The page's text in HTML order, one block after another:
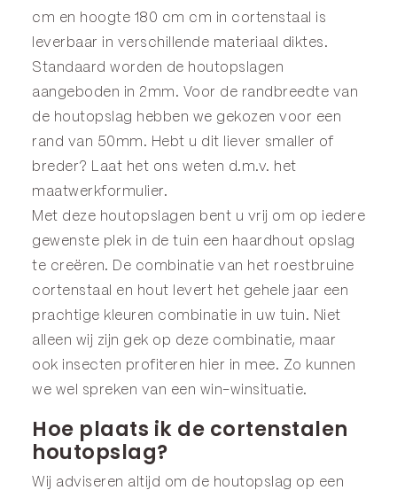
cm en hoogte 180 cm cm in cortenstaal is
leverbaar in verschillende materiaal diktes.
Standaard worden de houtopslagen
aangeboden in 2mm. Voor de randbreedte van
de houtopslag hebben we gekozen voor een
rand van 50mm. Hebt u dit liever smaller of
breder? Laat het ons weten d.m.v. het
maatwerkformulier.
Met deze houtopslagen bent u vrij om op iedere
gewenste plek in de tuin een haardhout opslag
te creëren. De combinatie van het roestbruine
cortenstaal en hout levert het gehele jaar een
prachtige kleuren combinatie in uw tuin. Niet
alleen wij zijn gek op deze combinatie, maar
ook insecten profiteren hier in mee. Zo kunnen
we wel spreken van een win-winsituatie.
Hoe plaats ik de cortenstalen
houtopslag?
Wij adviseren altijd om de houtopslag op een